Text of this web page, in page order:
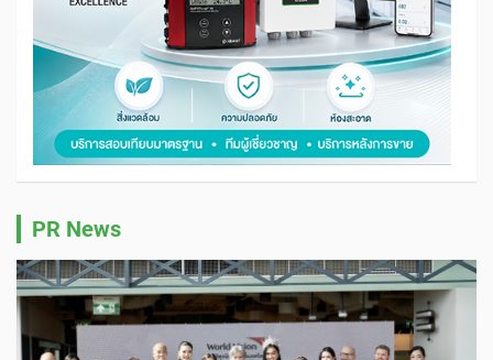
PR News